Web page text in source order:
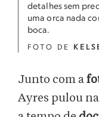
detalhes sem
uma orca nada
boca.
FOTO DE
Junto com a
Ayres pulou